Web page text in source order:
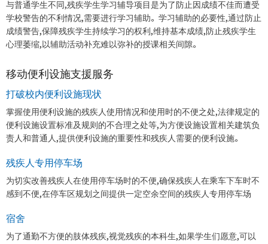
与普通学生不同,残疾学生学习辅导项目是为了防止因成绩不佳而遭受
学校警告的不利情况,需要进行学习辅助。学习辅助的必要性,通过防止
成绩警告,保障残疾学生持续学习的权利,维持基本成绩,防止残疾学生
心理萎缩,以辅助活动补充难以弥补的授课相关间隙。
移动便利设施支援服务
打破校内便利设施现状
掌握使用便利设施的残疾人使用情况和使用时的不便之处,法律规定的
便利设施设置标准及规则的不合理之处等,为方便设施设置相关建筑负
责人和普通人,提供便利设施的重要性和残疾人需要的便利设施。
残疾人专用停车场
为切实改善残疾人在使用停车场时的不便,确保残疾人在乘车下车时不
感到不便,在停车区规划之间提供一定空余空间的残疾人专用停车场
宿舍
为了通勤不方便的肢体残疾,视觉残疾的本科生,如果学生们愿意,可以